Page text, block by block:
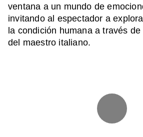
ventana a un mundo de
invitando al espectador a
la condición humana a través
del maestro italiano.